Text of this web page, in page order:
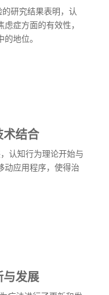
研究结果表明，认
症方面的有效性，
地位。
术结合
认知行为理论开始与
动应用程序，使得治
与发展